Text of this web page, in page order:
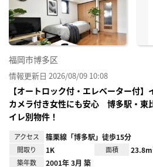
福岡市博多区
情報更新日 2026/08/09 10:08
【オートロック付・エレベーター付
カメラ付き女性にも安心 博多駅・東
イレ別物件！
アクセス 篠栗線「博多駅」徒歩15分
間取り 1K 面積
築年数 2001年 3月 築